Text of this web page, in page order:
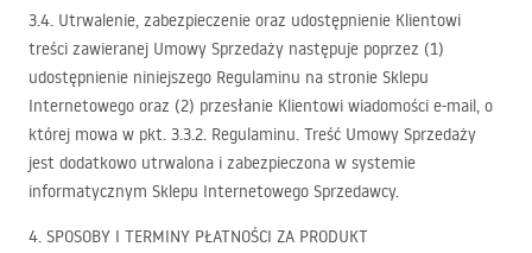
3.4. Utrwalenie, zabezpieczenie oraz udostępnienie Klientowi
treści zawieranej Umowy Sprzedaży następuje poprzez (1)
udostępnienie niniejszego Regulaminu na stronie Sklepu
Internetowego oraz (2) przesłanie Klientowi wiadomości e-mail, o
której mowa w pkt. 3.3.2. Regulaminu. Treść Umowy Sprzedaży
jest dodatkowo utrwalona i zabezpieczona w systemie
informatycznym Sklepu Internetowego Sprzedawcy.
4. SPOSOBY I TERMINY PŁATNOŚCI ZA PRODUKT